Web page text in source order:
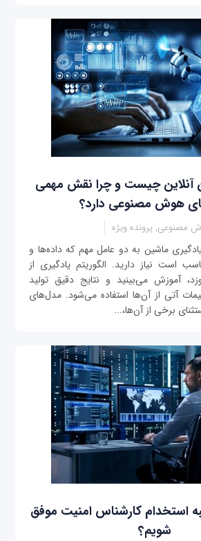
آنلاین چیست و چرا نقش مهمی
هوش مصنوعی دارد؟
مصنوعی, پرونده ویژه
ماشین به دو عامل مهم که داده‌ها و
است نیاز دارید. الگوریتم یادگیری از
آموزش می‌بینید و نتایج دقیق تولید
آتی از آن‌ها استفاده می‌شود. مدل‌های
برخی از آن‌ها،...
استخدام کارشناس امنیت موفق
شویم؟